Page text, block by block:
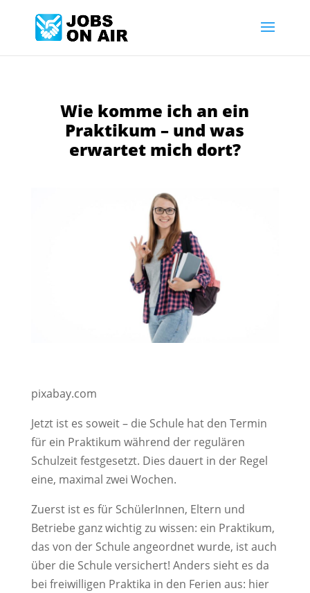
Wie komme ich an ein
Praktikum – und was
erwartet mich dort?
pixabay.com
Jetzt ist es soweit – die Schule hat den Termin
für ein Praktikum während der regulären
Schulzeit festgesetzt. Dies dauert in der Regel
eine, maximal zwei Wochen.
Zuerst ist es für SchülerInnen, Eltern und
Betriebe ganz wichtig zu wissen: ein Praktikum,
das von der Schule angeordnet wurde, ist auch
über die Schule versichert! Anders sieht es da
bei freiwilligen Praktika in den Ferien aus: hier